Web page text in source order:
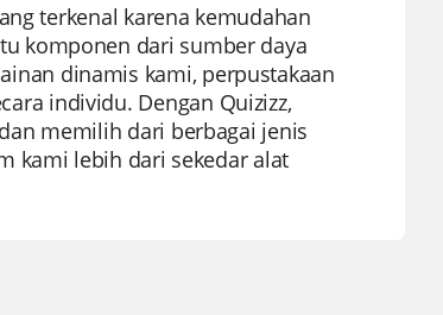
terkenal karena kemudahan
komponen dari sumber daya
dinamis kami, perpustakaan
individu. Dengan Quizizz,
memilih dari berbagai jenis
kami lebih dari sekedar alat